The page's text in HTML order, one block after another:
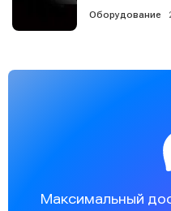
Оборудование
Максимальный